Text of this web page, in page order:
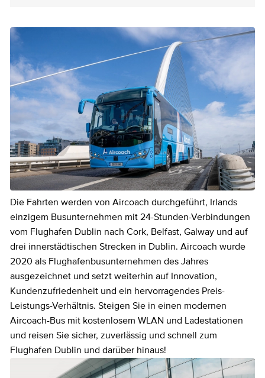
Die Fahrten werden von Aircoach durchgeführt, Irlands
einzigem Busunternehmen mit 24-Stunden-Verbindungen
vom Flughafen Dublin nach Cork, Belfast, Galway und auf
drei innerstädtischen Strecken in Dublin. Aircoach wurde
2020 als Flughafenbusunternehmen des Jahres
ausgezeichnet und setzt weiterhin auf Innovation,
Kundenzufriedenheit und ein hervorragendes Preis-
Leistungs-Verhältnis. Steigen Sie in einen modernen
Aircoach-Bus mit kostenlosem WLAN und Ladestationen
und reisen Sie sicher, zuverlässig und schnell zum
Flughafen Dublin und darüber hinaus!